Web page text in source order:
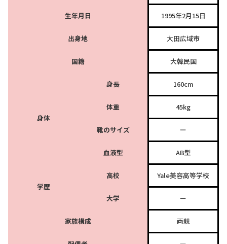
生年月日 1995年2月15日
出身地 大田広域市
国籍 大韓民国
身体
身長 160cm
体重 45kg
靴のサイズ ー
血液型 AB型
学歴
高校 Yale美容高等学校
大学 ー
家族構成 両親